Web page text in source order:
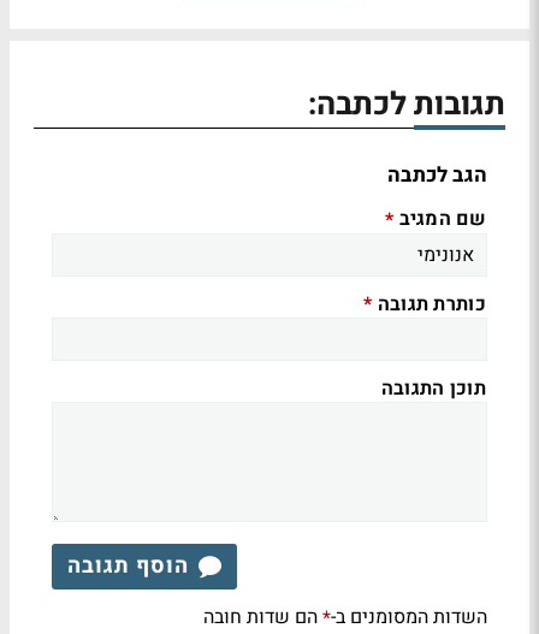
תגובות לכתבה:
הגב לכתבה
שם המגיב *
כותרת תגובה *
תוכן התגובה
הוסף תגובה
השדות המסומנים ב-*הם שדות חובה